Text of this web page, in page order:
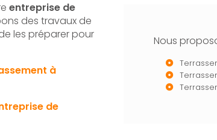
entreprise de
des travaux de
les préparer pour
à
de
Nous